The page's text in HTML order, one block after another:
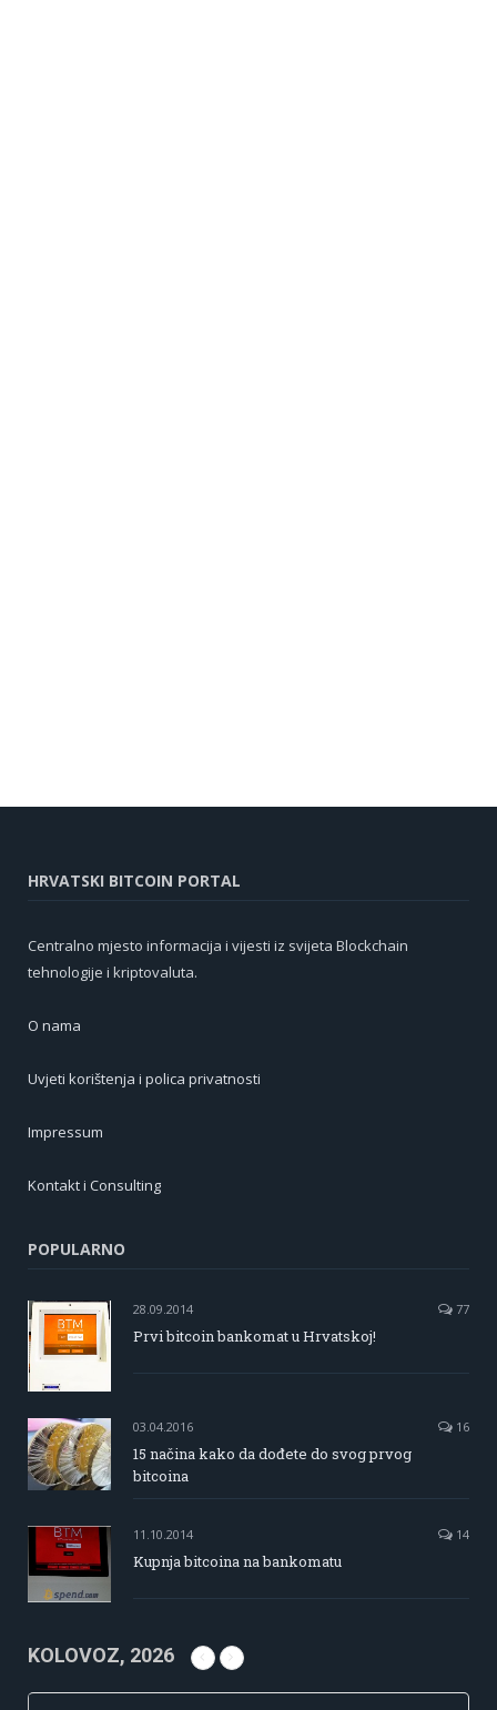
HRVATSKI BITCOIN PORTAL
Centralno mjesto informacija i vijesti iz svijeta Blockchain
tehnologije i kriptovaluta.
O nama
Uvjeti korištenja i polica privatnosti
Impressum
Kontakt i Consulting
POPULARNO
28.09.2014 77
Prvi bitcoin bankomat u Hrvatskoj!
03.04.2016 16
15 načina kako da dođete do svog prvog
bitcoina
11.10.2014 14
Kupnja bitcoina na bankomatu
KOLOVOZ, 2026